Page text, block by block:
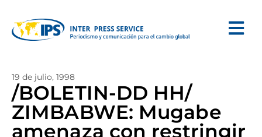
19 de julio, 1998
/BOLETIN-DD HH/
ZIMBABWE: Mugabe
amenaza con restringir